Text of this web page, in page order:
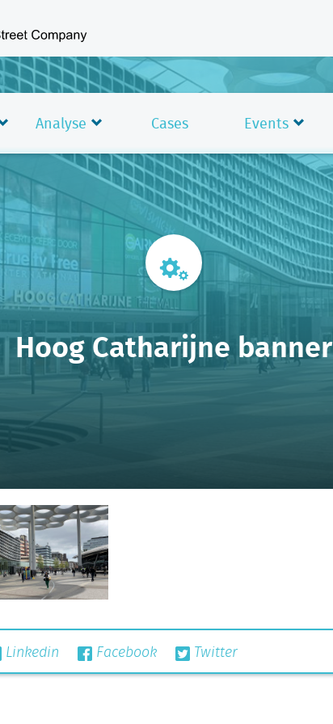
Analyse Cases Events
Hoog Catharijne banner
Linkedin Facebook Twitter